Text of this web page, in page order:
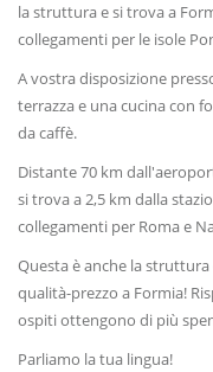
la struttura e si trova a
collegamenti per le isole
A vostra disposizione
terrazza e una cucina con
da caffè.
Distante 70 km
si trova a 2,5 km dalla
collegamenti per Roma e
Questa è anche la
qualità-prezzo a Formia!
ospiti ottengono di più
Parliamo la tua lingua!